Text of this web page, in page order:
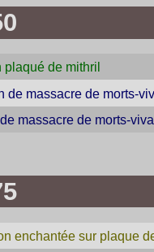
plaqué de mithril
de massacre de morts-
massacre de morts-
enchantée sur plaque